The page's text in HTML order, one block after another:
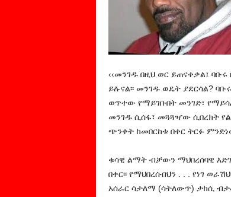
‹‹መንገዱ በዚህ ወር ይጠናቀቃል፤ ባቡሩ
ይሉናል፡፡ መንገዱ ወዴት ያደርሳል?
ወጥተው የማይገቡበት መንገድ፣
መንገዱ ሲሰፋ፣ መጓጓዣው ሲበረክት
ጭንቀት ከመበርከቱ በቀር ትርፉ
ቁሳዊ ልማት ብቻውን ማህበረሰባዊ
በቀር፡፡ የማህበረሰብህን . . . የነገ
አሰራር ሳታለማ (ሳትለውጥ) ታክሲ